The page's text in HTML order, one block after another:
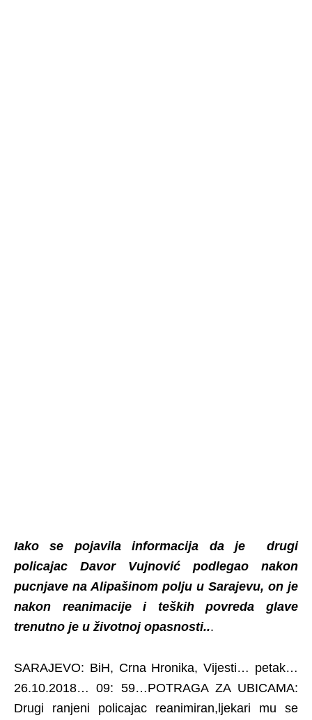
Iako se pojavila informacija da je drugi
policajac Davor Vujnović podlegao nakon
pucnjave na Alipašinom polju u Sarajevu, on je
nakon reanimacije i teških povreda glave
trenutno je u životnoj opasnosti...
SARAJEVO: BiH, Crna Hronika, Vijesti… petak…
26.10.2018… 09: 59…POTRAGA ZA UBICAMA:
Drugi ranjeni policajac reanimiran,ljekari mu se